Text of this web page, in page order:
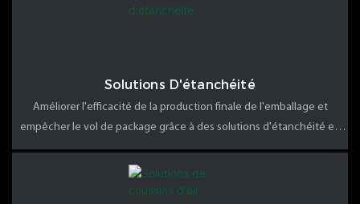
Solutions D'étanchéité
Améliorer l'efficacité de la production finale de l'emballage et
empêcher le vol de package grâce à des solutions d'étanchéité en
carton sûres et efficientes